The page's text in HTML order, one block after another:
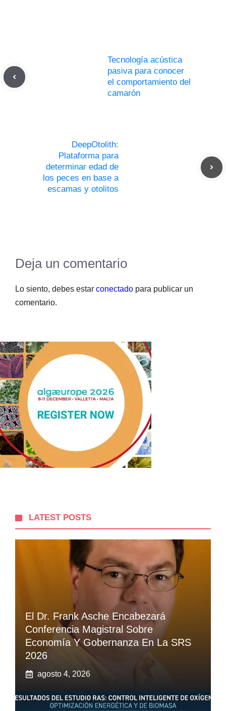
Tecnología acústica
pasiva para conocer
el comportamiento del
camarón
DeepOtolith:
Plataforma para
determinar edad de
los peces en base a
escamas y otolitos
Deja un comentario
Lo siento, debes estar conectado para publicar un
comentario.
LATEST POSTS
El Dr. Frank Asche Encabezará
Conferencia Magistral Sobre
Economía Y Gobernanza En La SRS
2026
agosto 4, 2026